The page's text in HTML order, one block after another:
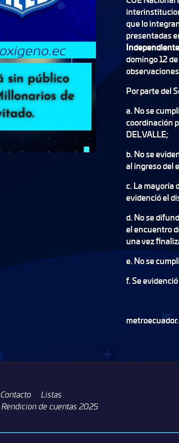
que lo
presentadas
domingo 12
Por parte del
a. No se
coordinación
DEL VALLE;
b. No se
al ingreso del
c. La mayoría
evidenció el
d. No se
el encuentro
una vez
e. No se
f. Se
Contacto
Listas
Rendicion de cuentas 2025